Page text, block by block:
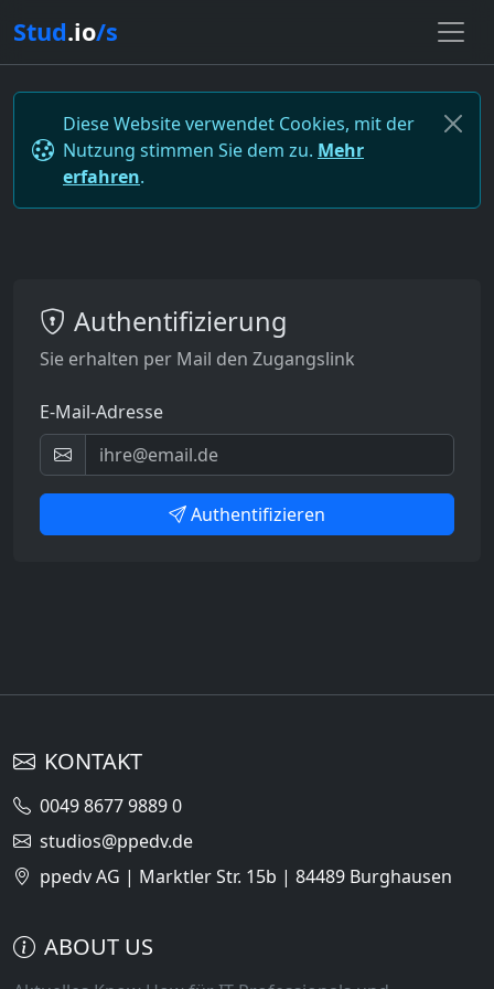
Stud.io/s
Diese Website verwendet Cookies, mit der
Nutzung stimmen Sie dem zu. Mehr
erfahren.
Authentifizierung
Sie erhalten per Mail den Zugangslink
E-Mail-Adresse
Authentifizieren
KONTAKT
0049 8677 9889 0
studios@ppedv.de
ppedv AG | Marktler Str. 15b | 84489 Burghausen
ABOUT US